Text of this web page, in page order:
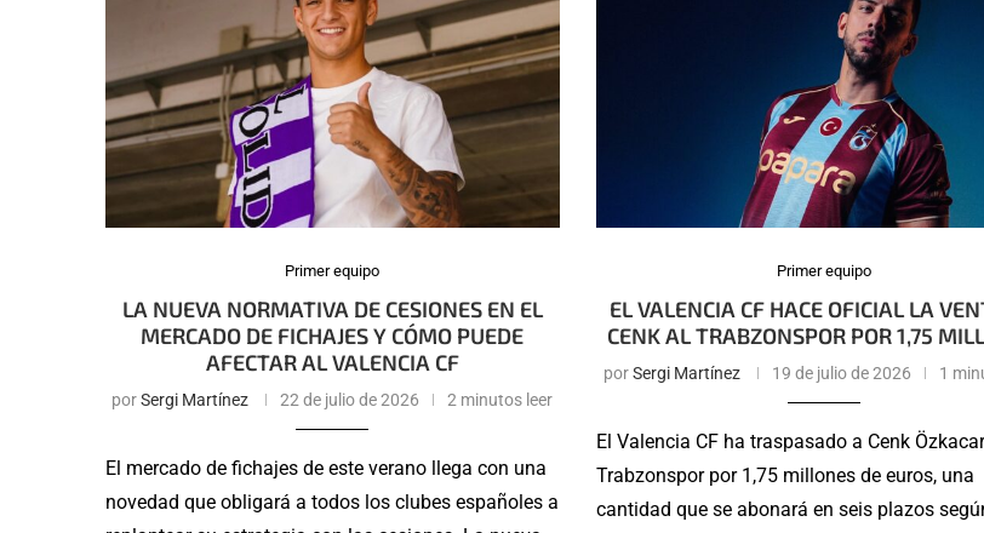
Primer equipo
LA NUEVA NORMATIVA DE CESIONES EN EL
MERCADO DE FICHAJES Y CÓMO PUEDE
AFECTAR AL VALENCIA CF
porSergi Martínez 22 de julio de 2026 2 minutos leer
El mercado de fichajes de este verano llega con una
novedad que obligará a todos los clubes españoles a
Primer equipo
EL VALENCIA CF HACE OFICIAL LA
CENK AL TRABZONSPOR POR 1,75
porSergi Martínez 19 de julio de 2026 1
El Valencia CF ha traspasado a Cenk
Trabzonspor por 1,75 millones de euros, una
cantidad que se abonará en seis plazos